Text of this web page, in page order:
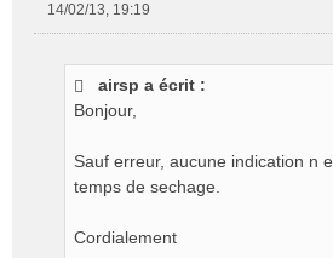
14/02/13, 19:19
airsp a écrit :
Bonjour,
Sauf erreur, aucune indication n
temps de sechage.
Cordialement